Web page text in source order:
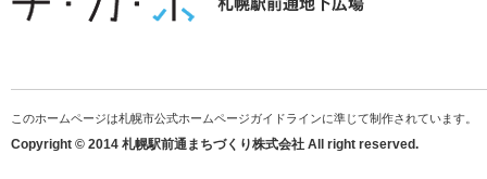
このホームページは札幌市公式ホームページガイドラインに準じて制作されています。
Copyright © 2014 札幌駅前通まちづくり株式会社 All right reserved.